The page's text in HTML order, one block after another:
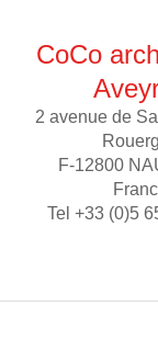
CoCo
2 avenue de
F-12800
Tel +33 (0)5